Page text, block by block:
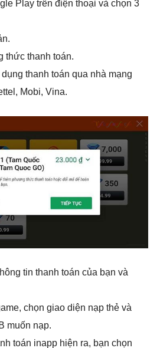
Play trên điện thoại và chọn 3
thức thanh toán.
thanh toán qua nhà mạng
Mobi, Vina.
tin thanh toán của bạn và
chọn giao diện nạp thẻ và
muốn nạp.
toán inapp hiện ra, bạn chọn